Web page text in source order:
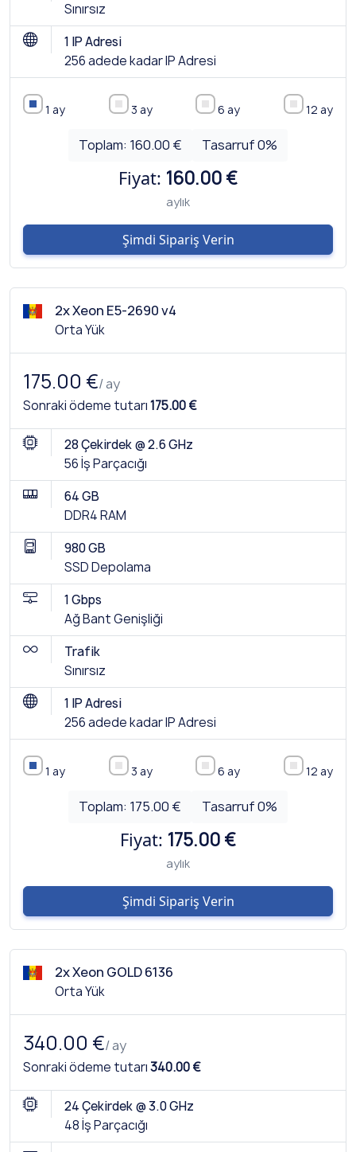
Sınırsız
1 IP Adresi
256 adede kadar IP Adresi
1 ay 3 ay 6 ay 12 ay
Toplam: 160.00 € Tasarruf0%
Fiyat: 160.00 €
aylık
Şimdi Sipariş Verin
2x Xeon E5-2690 v4
Orta Yük
175.00 €/ ay
Sonraki ödeme tutarı175.00 €
28 Çekirdek @ 2.6 GHz
56 İş Parçacığı
64 GB
DDR4 RAM
980 GB
SSD Depolama
1 Gbps
Ağ Bant Genişliği
Trafik
Sınırsız
1 IP Adresi
256 adede kadar IP Adresi
1 ay 3 ay 6 ay 12 ay
Toplam: 175.00 € Tasarruf0%
Fiyat: 175.00 €
aylık
Şimdi Sipariş Verin
2x Xeon GOLD 6136
Orta Yük
340.00 €/ ay
Sonraki ödeme tutarı340.00 €
24 Çekirdek @ 3.0 GHz
48 İş Parçacığı